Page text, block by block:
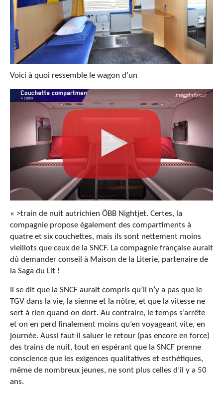
Voici à quoi ressemble le wagon d’un
« >train de nuit autrichien ÖBB Nightjet. Certes, la
compagnie propose également des compartiments à
quatre et six couchettes, mais ils sont nettement moins
vieillots que ceux de la SNCF. La compagnie française aurait
dû demander conseil à Maison de la Literie, partenaire de
la Saga du Lit !
Il se dit que la SNCF aurait compris qu’il n’y a pas que le
TGV dans la vie, la sienne et la nôtre, et que la vitesse ne
sert à rien quand on dort. Au contraire, le temps s’arrête
et on en perd finalement moins qu’en voyageant vite, en
journée. Aussi faut-il saluer le retour (pas encore en force)
des trains de nuit, tout en espérant que la SNCF prenne
conscience que les exigences qualitatives et esthétiques,
même de nombreux jeunes, ne sont plus celles d’il y a 50
ans.